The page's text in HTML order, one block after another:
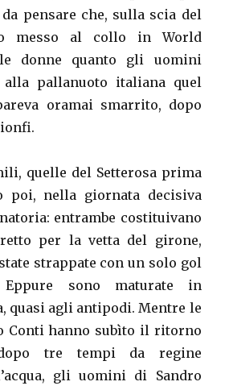
pensare che, sulla scia del
messo al collo in World
donne quanto gli uomini
pallanuoto italiana quel
oramai smarrito, dopo
quelle del Setterosa prima
poi, nella giornata decisiva
entrambe costituivano
per la vetta del girone,
strappate con un solo gol
sono maturate in
quasi agli antipodi. Mentre le
Conti hanno subìto il ritorno
tre tempi da regine
gli uomini di Sandro